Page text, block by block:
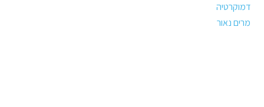
דמוקרטיה
מרים נאור